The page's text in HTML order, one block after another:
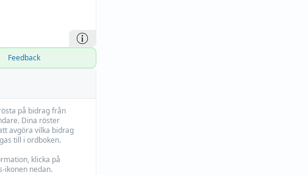
Feedback
på bidrag från
Dina röster
avgöra vilka bidrag
till i ordboken.
klicka på
ikonen nedan.